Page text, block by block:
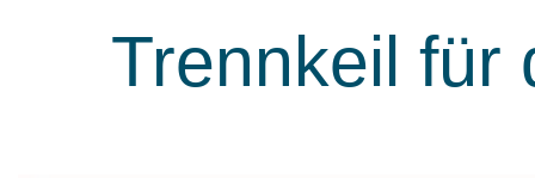
Trennkeil für